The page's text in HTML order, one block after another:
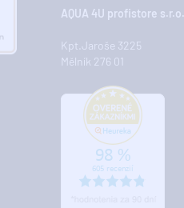
AQUA 4U profistore s.r.o.
Kpt.Jaroše 3225
Mělník 276 01